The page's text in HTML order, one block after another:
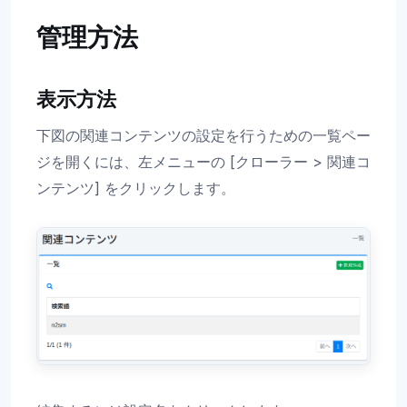
管理方法
表示方法
下図の関連コンテンツの設定を行うための一覧ペー
ジを開くには、左メニューの [クローラー > 関連コ
ンテンツ] をクリックします。